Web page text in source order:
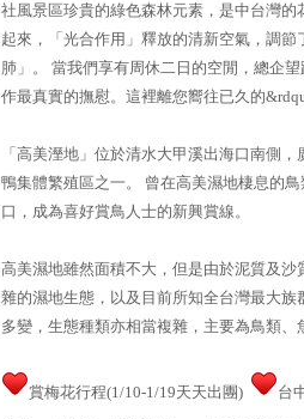
社風景區珍貴的綠色森林元素，是中台灣
起來，「光合作用」釋放的清新空氣，調
肺」。 當我們享有周休二日的空閒，總企
作最真實的撫慰。這裡離您嚮往已久的
「高美溼地」位於清水大甲溪出海口南側
鴨集體繁殖區之一。 曾在高美濕地棲息的
口，成為喜好賞鳥人士的新興賞線。
高美濕地雖然面積不大，但是由於泥質及
雜的濕地生態，以及目前所知全台灣最大
多變，生態種類亦相當複雜，主要為鳥類、
賞梅花行程(1/10-1/19天天出團) 台